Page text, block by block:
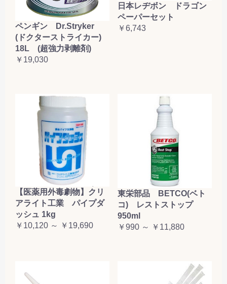
ペンギン Dr.Stryker
(ドクターストライカー)
18L (超強力剥離剤)
￥19,030
日本レヂボン ドラゴン
ペーパーセット
￥6,743
【医薬用外毒劇物】クリ
アライト工業 パイプダ
ッシュ 1kg
￥10,120 ～ ￥19,690
東栄部品 BETCO(ベト
コ) レストストップ
950ml
￥990 ～ ￥11,880